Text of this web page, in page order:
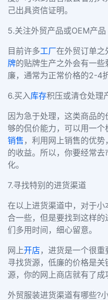
己出具资信证明。
5.关注外贸产品或OEM产品
目前许多工厂在外贸订单之
牌的贴牌生产之外会有一
廉，通常为正常价格的2-4
6.买入库存积压或清仓处理
因为急于处理，这类商品
够的侃价能力，可以用一
销售 ，利用网上销售的优
的收益。所以，你要经常
化。
7.寻找特别的进货渠道
在以上进货渠道中，对于
合一些，但是要找到这样
们多用时间，细心留意。
网上开店，进货是一个很
寻找货源，低廉的价格是
源，你的网上商店就有了成
外贸服装进货渠道有哪些?